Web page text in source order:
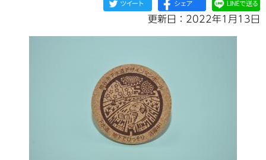
更新日：2022年1月13日